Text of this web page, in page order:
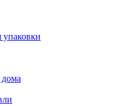
упаковки